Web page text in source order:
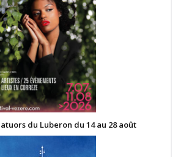
du Luberon du 14 au 28 août